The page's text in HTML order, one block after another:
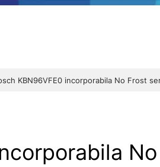
KBN96VFE0 incorporabila No Frost